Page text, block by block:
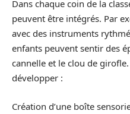
Dans chaque coin de la
peuvent être intégrés. Par
avec des instruments
enfants peuvent sentir des
cannelle et le clou de
développer :
Création d’une boîte